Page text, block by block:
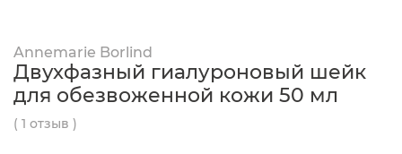
Annemarie Borlind
Двухфазный гиалуроновый шейк
для обезвоженной кожи 50 мл
( 1 отзыв )